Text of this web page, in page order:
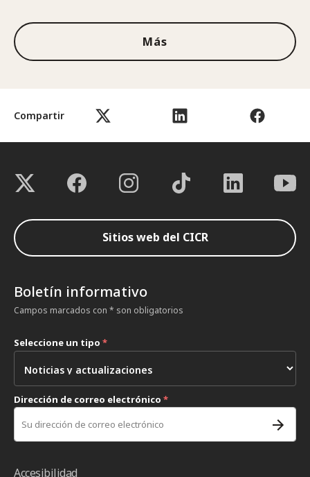
Compartir
Más
Sitios web del CICR
Boletín informativo
Campos marcados con * son obligatorios
Seleccione un tipo *
Dirección de correo electrónico *
Accesibilidad